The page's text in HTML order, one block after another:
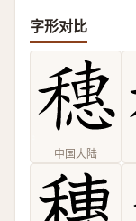
字形对比
中国大陆